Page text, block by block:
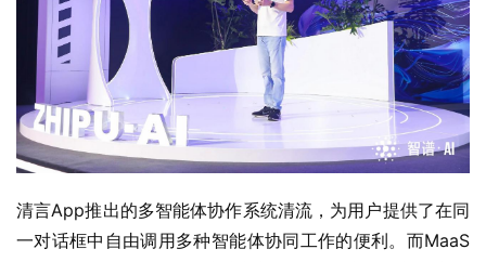
清言App推出的多智能体协作系统清流，为用户提供了在同
一对话框中自由调用多种智能体协同工作的便利。而MaaS